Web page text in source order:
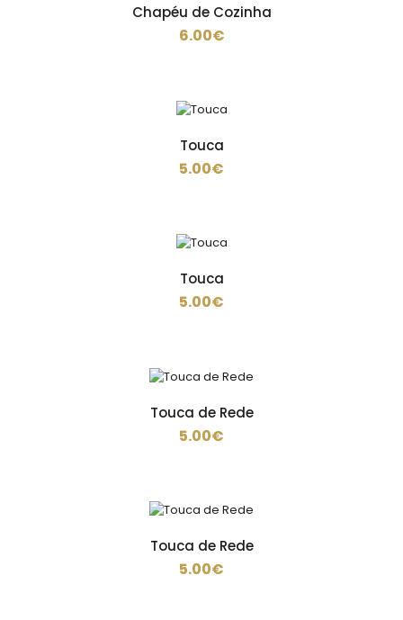
algodao de 195 gramas ..
Chapéu
Chapéu em sarja , 65%poliester 35% algodao de 200
6.00€
gramas ..
Chapéu de Cozinha
6.00€
Touca
5.00€
Touca
5.00€
Touca de Rede
5.00€
Touca de Rede
5.00€